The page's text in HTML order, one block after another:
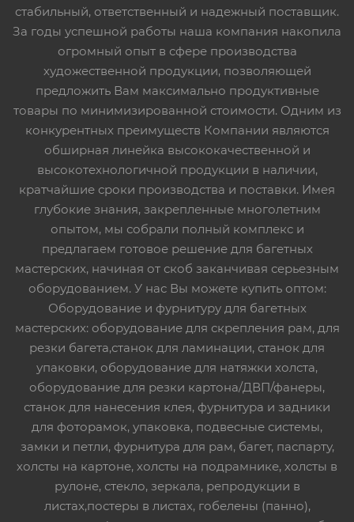
стабильный, ответственный и надежный поставщик.
За годы успешной работы наша компания накопила
огромный опыт в сфере производства
художественной продукции, позволяющей
предложить Вам максимально продуктивные
товары по минимизированной стоимости. Одним из
конкурентных преимуществ Компании являются
обширная линейка высококачественной и
высокотехнологичной продукции в наличии,
кратчайшие сроки производства и поставки. Имея
глубокие знания, закрепленные многолетним
опытом, мы собрали полный комплекс и
предлагаем готовое решение для багетных
мастерских, начиная от скоб заканчивая серьезным
оборудованием. У нас Вы можете купить оптом:
Оборудование и фурнитуру для багетных
мастерских: оборудование для скрепления рам, для
резки багета,станок для ламинации, станок для
упаковки, оборудование для натяжки холста,
оборудование для резки картона/ДВП/фанеры,
станок для нанесения клея, фурнитура и задники
для фоторамок, упаковка, подвесные системы,
замки и петли, фурнитура для рам, багет, паспарту,
холсты на картоне, холсты на подрамнике, холсты в
рулоне, стекло, зеркала, репродукции в
листах,постеры в листах, гобелены (панно),